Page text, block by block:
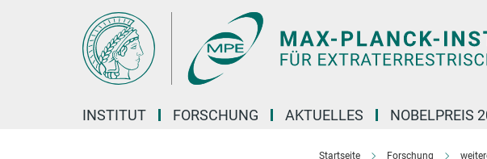
INSTITUT FORSCHUNG AKTUELLES NOBELPREIS
Startseite Forschung